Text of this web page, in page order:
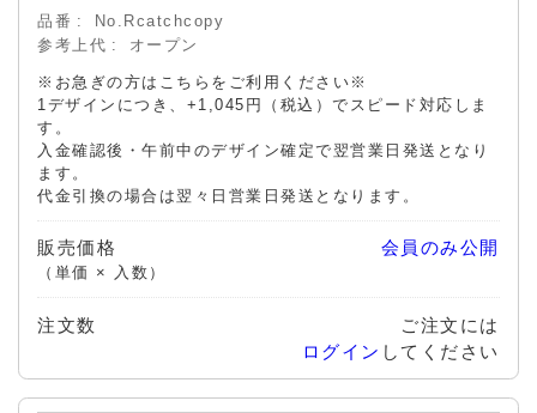
品番
No.Rcatchcopy
参考上代
オープン
※お急ぎの方はこちらをご利用ください※
1デザインにつき、+1,045円（税込）でスピード対応しま
す。
入金確認後・午前中のデザイン確定で翌営業日発送となり
ます。
代金引換の場合は翌々日営業日発送となります。
販売価格
（単価 × 入数）
会員のみ公開
注文数
ご注文には
ログイン してください